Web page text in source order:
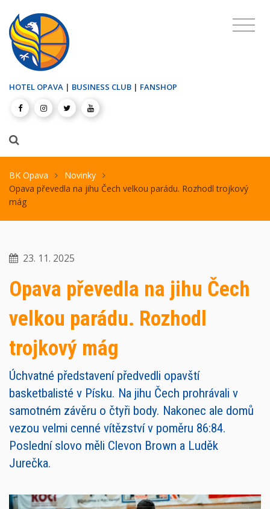
HOTEL OPAVA | BUSINESS CLUB | FANSHOP
BK Opava
Novinky
Opava převedla na jihu Čech velkou parádu. Rozhodl trojkový
mág
23. 11. 2025
Opava převedla na jihu Čech
velkou parádu. Rozhodl
trojkový mág
Úchvatné představení předvedli opavští
basketbalisté v Písku. Na jihu Čech prohrávali v
samotném závěru o čtyři body. Nakonec ale domů
vezou velmi cenné vítězství v poměru 86:84.
Poslední slovo měli Clevon Brown a Luděk
Jurečka.